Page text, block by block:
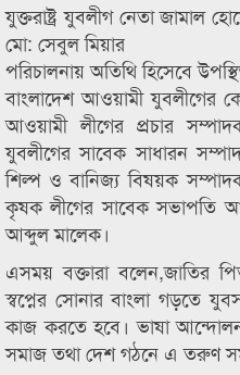
যুক্তরাষ্ট্র যুবলীগ নেতা জামাল
মো: সেবুল মিয়ার
পরিচালনায় অতিথি হিসেবে
বাংলাদেশ আওয়ামী যুবলীগের
আওয়ামী লীগের প্রচার
যুবলীগের সাবেক সাধারন
শিল্প ও বানিজ্য বিষয়ক
কৃষক লীগের সাবেক সভাপতি
আব্দুল মালেক।
এসময় বক্তারা বলেন,জাতির
স্বপ্নের সোনার বাংলা গড়তে
কাজ করতে হবে। ভাষা আন্দোলন,
সমাজ তথা দেশ গঠনে এ তরুণ